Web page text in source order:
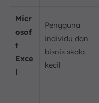
Micr
osof
t
Exce
l
Pengguna
individu dan
bisnis skala
kecil